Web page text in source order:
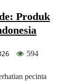
Produk
594
pecinta